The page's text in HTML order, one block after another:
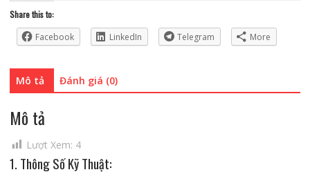
Hãng
lượng
Share this to:
Facebook
LinkedIn Telegram More
Mô tả Đánh giá (0)
Mô tả
Lượt Xem: 4
1. Thông Số Kỹ Thuật: